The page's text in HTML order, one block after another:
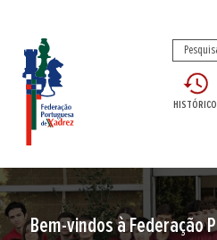
HISTÓRICO
Portuguesa de Xadrez